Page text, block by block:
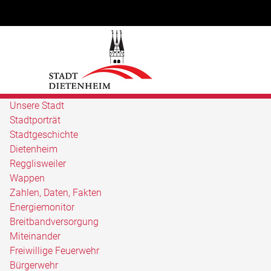
Unsere Stadt
Stadtporträt
Stadtgeschichte
Dietenheim
Regglisweiler
Wappen
Zahlen, Daten, Fakten
Energiemonitor
Breitbandversorgung
Miteinander
Freiwillige Feuerwehr
Bürgerwehr